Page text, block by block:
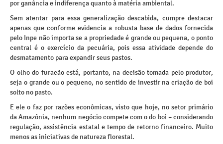
por ganância e indiferença quanto à matéria ambiental.
Sem atentar para essa generalização descabida, cumpre destacar
apenas que conforme evidencia a robusta base de dados fornecida
pelo Inpe não importa se a propriedade é grande ou pequena, o ponto
central é o exercício da pecuária, pois essa atividade depende do
desmatamento para expandir seus pastos.
O olho do furacão está, portanto, na decisão tomada pelo produtor,
seja o grande ou o pequeno, no sentido de investir na criação de boi
solto no pasto.
E ele o faz por razões econômicas, visto que hoje, no setor primário
da Amazônia, nenhum negócio compete com o do boi – considerando
regulação, assistência estatal e tempo de retorno financeiro. Muito
menos as iniciativas de natureza florestal.